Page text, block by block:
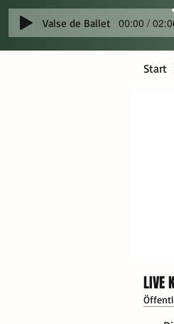
Valse de Ballet 00:00 /
Start
LIVE